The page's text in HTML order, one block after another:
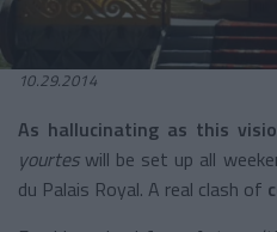
10.29.2014
As hallucinating as this
yourteswill be set up all
du Palais Royal. A real clash of